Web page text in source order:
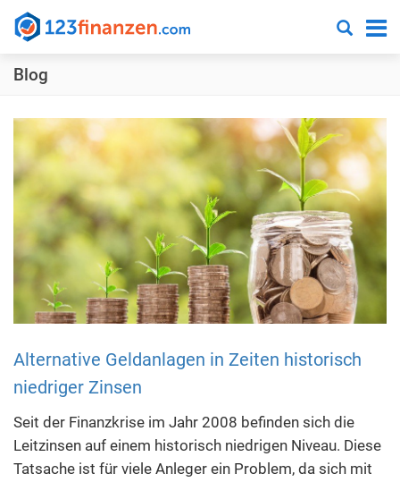
123finanzen.com
Ihr
und
transparenter
Finanzvergleich
Suchen
Blog
Alternative Geldanlagen in Zeiten historisch
niedriger Zinsen
Seit der Finanzkrise im Jahr 2008 befinden sich die
Leitzinsen auf einem historisch niedrigen Niveau. Diese
Tatsache ist für viele Anleger ein Problem, da sich mit